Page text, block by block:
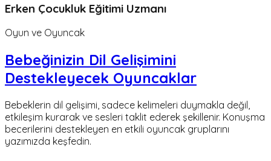
Erken Çocukluk Eğitimi Uzmanı
Oyun ve Oyuncak
Bebeğinizin Dil Gelişimini
Destekleyecek Oyuncaklar
Bebeklerin dil gelişimi, sadece kelimeleri duymakla değil,
etkileşim kurarak ve sesleri taklit ederek şekillenir. Konuşma
becerilerini destekleyen en etkili oyuncak gruplarını
yazımızda keşfedin.